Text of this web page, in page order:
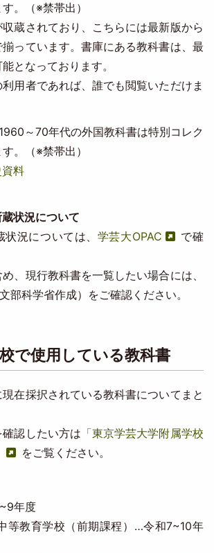
。（※禁帯出）
蔵されており、こちらには最新版から
っています。書庫にある教科書は、最
となっております。
用者であれば、誰でも閲覧いただけま
～70年代の外国教科書は特別コレク
。（※禁帯出）
料
状況について
況については、 学芸大OPAC
で確
、現行教科書を一覧したい場合には、
文部科学省作成）をご確認ください。
で使用している教科書
在採択されている教科書についてまと
認したい方は 「東京学芸大学附属学校
をご覧ください。
年度
等教育学校（前期課程）…令和7~10年